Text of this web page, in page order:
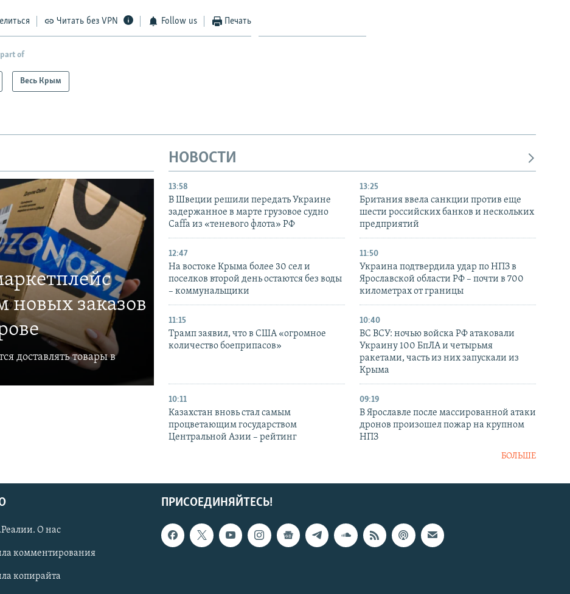
Читать без VPN Follow us Печать
of
Весь Крым
новых заказов
доставлять товары в
НОВОСТИ
13:58
В Швеции решили передать Украине
задержанное в марте грузовое судно
Caffa из «теневого флота» РФ
13:25
Британия ввела санкции против еще
шести российских банков и нескольких
предприятий
12:47
На востоке Крыма более 30 сел и
поселков второй день остаются без воды
– коммунальщики
11:50
Украина подтвердила удар по НПЗ в
Ярославской области РФ – почти в 700
километрах от границы
11:15
Трамп заявил, что в США «огромное
количество боеприпасов»
10:40
ВС ВСУ: ночью войска РФ атаковали
Украину 100 БпЛА и четырьмя
ракетами, часть из них запускали из
Крыма
10:11
Казахстан вновь стал самым
процветающим государством
Центральной Азии – рейтинг
09:19
В Ярославле после массированной атаки
дронов произошел пожар на крупном
НПЗ
БОЛЬШЕ
ПРИСОЕДИНЯЙТЕСЬ!
О нас
комментирования
копирайта